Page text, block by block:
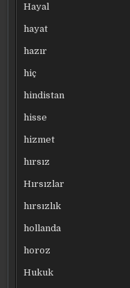
Hayal
hayat
hazır
hiç
hindistan
hisse
hizmet
hırsız
Hırsızlar
hırsızlık
hollanda
horoz
Hukuk